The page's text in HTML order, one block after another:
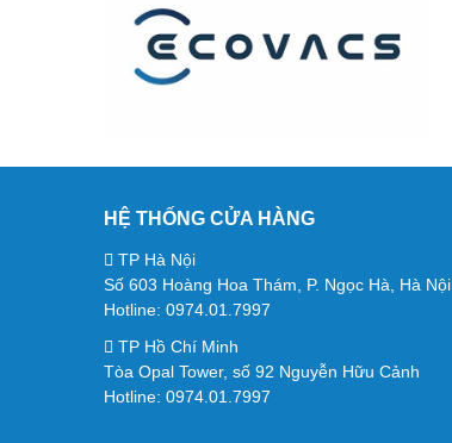
HỆ THỐNG CỬA HÀNG
TP Hà Nội
Số 603 Hoàng Hoa Thám, P. Ngọc Hà, Hà Nội
Hotline: 0974.01.7997
TP Hồ Chí Minh
Tòa Opal Tower, số 92 Nguyễn Hữu Cảnh
Hotline: 0974.01.7997